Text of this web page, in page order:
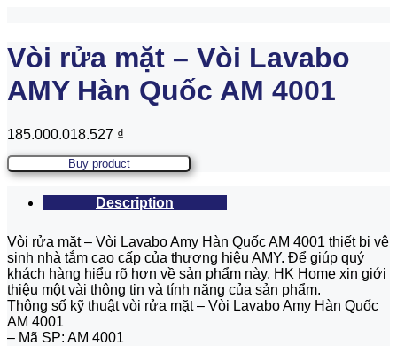
Vòi rửa mặt – Vòi Lavabo
AMY Hàn Quốc AM 4001
185.000.018.527 ₫
Buy product
Description
Vòi rửa mặt – Vòi Lavabo Amy Hàn Quốc AM 4001 thiết bị vệ
sinh nhà tắm cao cấp của thương hiệu AMY. Để giúp quý
khách hàng hiểu rõ hơn về sản phẩm này. HK Home xin giới
thiệu một vài thông tin và tính năng của sản phẩm.
Thông số kỹ thuật vòi rửa mặt – Vòi Lavabo Amy Hàn Quốc
AM 4001
– Mã SP: AM 4001